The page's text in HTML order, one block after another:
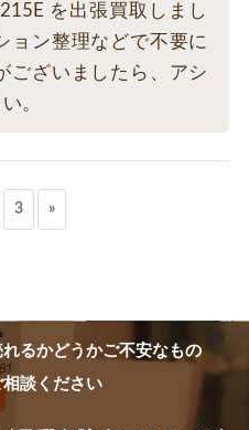
を出張買取しまし
ョン整理などで不要に
ございましたら、アシ
。
3 »
るかどうかご不安なもの
談ください